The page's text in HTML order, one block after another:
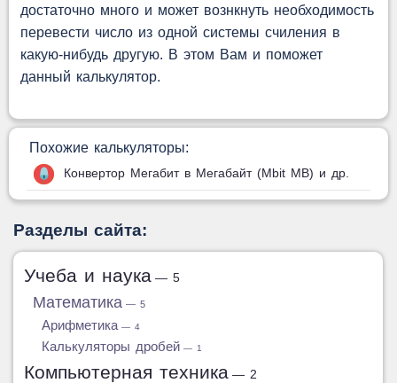
достаточно много и может вознкнуть необходимость
перевести число из одной системы счиления в
какую-нибудь другую. В этом Вам и поможет
данный калькулятор.
Похожие калькуляторы:
Конвертор Мегабит в Мегабайт (Mbit MB) и др.
Разделы сайта:
Учеба и наука — 5
Математика — 5
Арифметика — 4
Калькуляторы дробей — 1
Компьютерная техника — 2